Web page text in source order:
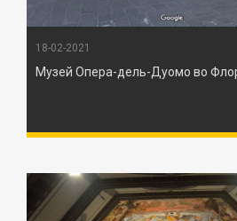
18-02-2021
Музей Опера-дель-Дуомо во